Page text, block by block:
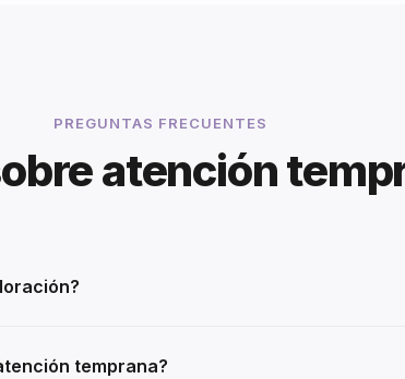
PREGUNTAS FRECUENTES
atención
temprana?